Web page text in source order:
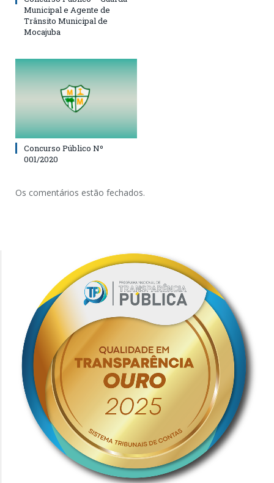
Municipal e Agente de
Trânsito Municipal de
Mocajuba
Concurso Público Nº
001/2020
Os comentários estão fechados.